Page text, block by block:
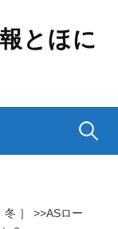
とほに
検
］ >>ASロー